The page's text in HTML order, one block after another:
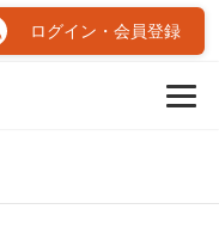
ログイン・会員登録